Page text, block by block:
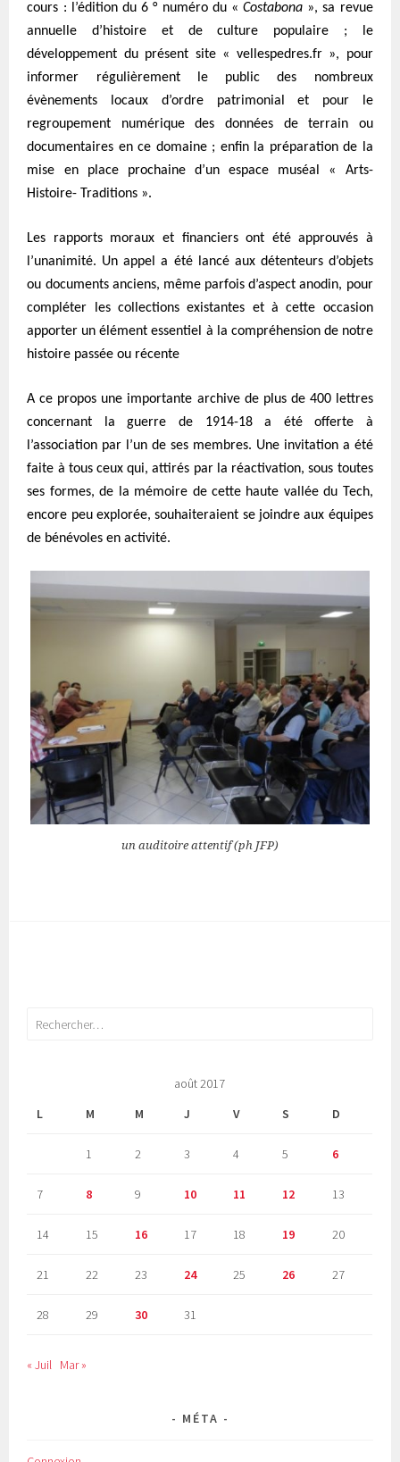
cours : l’édition du 6 ° numéro du «Costabona », sa revue
annuelle d’histoire et de culture populaire ; le
développement du présent site « vellespedres.fr », pour
informer régulièrement le public des nombreux
évènements locaux d’ordre patrimonial et pour le
regroupement numérique des données de terrain ou
documentaires en ce domaine ; enfin la préparation de la
mise en place prochaine d’un espace muséal « Arts-
Histoire- Traditions ».
Les rapports moraux et financiers ont été approuvés à
l’unanimité. Un appel a été lancé aux détenteurs d’objets
ou documents anciens, même parfois d’aspect anodin, pour
compléter les collections existantes et à cette occasion
apporter un élément essentiel à la compréhension de notre
histoire passée ou récente
A ce propos une importante archive de plus de 400 lettres
concernant la guerre de 1914-18 a été offerte à
l’association par l’un de ses membres. Une invitation a été
faite à tous ceux qui, attirés par la réactivation, sous toutes
ses formes, de la mémoire de cette haute vallée du Tech,
encore peu explorée, souhaiteraient se joindre aux équipes
de bénévoles en activité.
un auditoire attentif (ph JFP)
Rechercher :
août 2017
L
M M J V S D
1 2 3 4 5 6
7 8 9 10 11 12 13
14 15 16 17 18 19 20
21 22 23 24 25 26 27
28 29 30 31
« Juil Mar »
MÉTA